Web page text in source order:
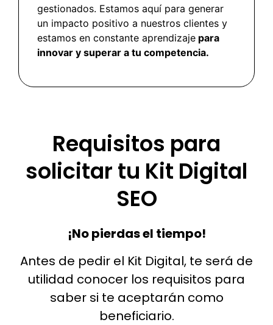
gestionados. Estamos aquí para generar
un impacto positivo a nuestros clientes y
estamos en constante aprendizaje para
innovar y superar a tu competencia.
Requisitos para
solicitar tu Kit Digital
SEO
¡No pierdas el tiempo!
Antes de pedir el Kit Digital, te será de
utilidad conocer los requisitos para
saber si te aceptarán como
beneficiario.